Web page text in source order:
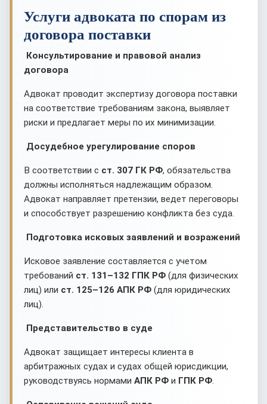
Услуги адвоката по спорам из
договора поставки
Консультирование и правовой анализ
договора
Адвокат проводит экспертизу договора поставки
на соответствие требованиям закона, выявляет
риски и предлагает меры по их минимизации.
Досудебное урегулирование споров
В соответствии с ст. 307 ГК РФ, обязательства
должны исполняться надлежащим образом.
Адвокат направляет претензии, ведет переговоры
и способствует разрешению конфликта без суда.
Подготовка исковых заявлений и возражений
Исковое заявление составляется с учетом
требований ст. 131–132 ГПК РФ (для физических
лиц) или ст. 125–126 АПК РФ (для юридических
лиц).
Представительство в суде
Адвокат защищает интересы клиента в
арбитражных судах и судах общей юрисдикции,
руководствуясь нормами АПК РФ и ГПК РФ.